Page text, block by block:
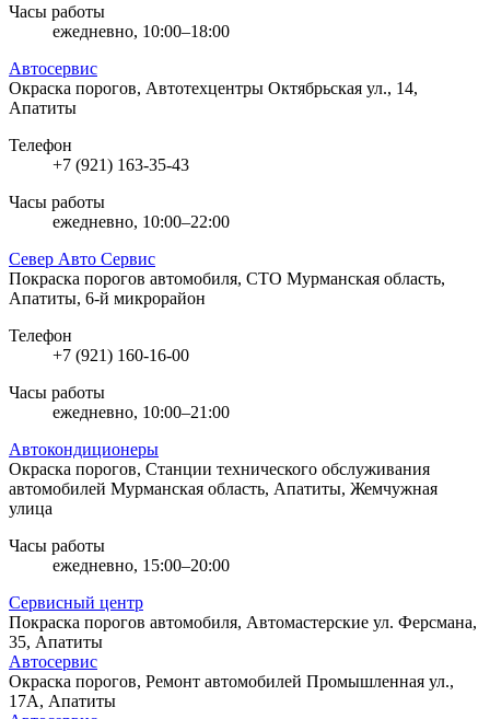
Часы работы
ежедневно, 10:00–18:00
Автосервис
Окраска порогов, Автотехцентры Октябрьская ул., 14,
Апатиты
Телефон
+7 (921) 163-35-43
Часы работы
ежедневно, 10:00–22:00
Север Авто Сервис
Покраска порогов автомобиля, СТО Мурманская область,
Апатиты, 6-й микрорайон
Телефон
+7 (921) 160-16-00
Часы работы
ежедневно, 10:00–21:00
Автокондиционеры
Окраска порогов, Станции технического обслуживания
автомобилей Мурманская область, Апатиты, Жемчужная
улица
Часы работы
ежедневно, 15:00–20:00
Сервисный центр
Покраска порогов автомобиля, Автомастерские ул. Ферсмана,
35, Апатиты
Автосервис
Окраска порогов, Ремонт автомобилей Промышленная ул.,
17А, Апатиты